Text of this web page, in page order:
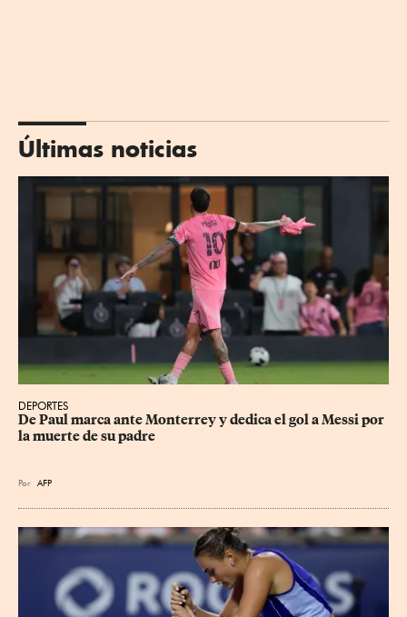
Últimas noticias
DEPORTES
De Paul marca ante Monterrey y dedica el gol a Messi por
la muerte de su padre
Por AFP